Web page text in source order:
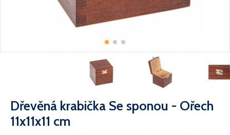
Dřevěná krabička Se sponou - Ořech
11x11x11 cm